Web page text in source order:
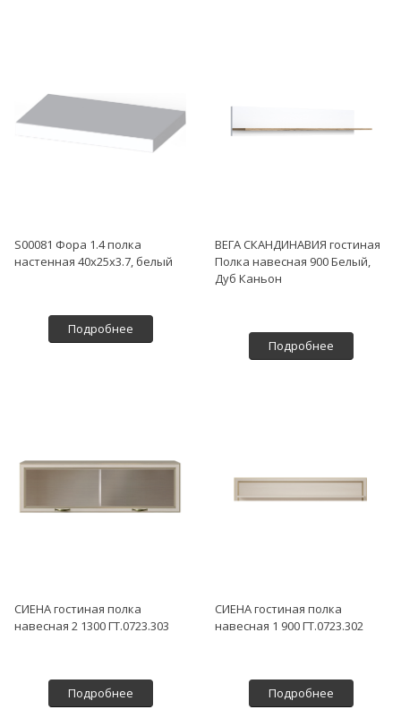
S00081 Фора 1.4 полка
настенная 40х25х3.7, белый
Подробнее
ВЕГА СКАНДИНАВИЯ гостиная
Полка навесная 900 Белый,
Дуб Каньон
Подробнее
СИЕНА гостиная полка
навесная 2 1300 ГТ.0723.303
Подробнее
СИЕНА гостиная полка
навесная 1 900 ГТ.0723.302
Подробнее